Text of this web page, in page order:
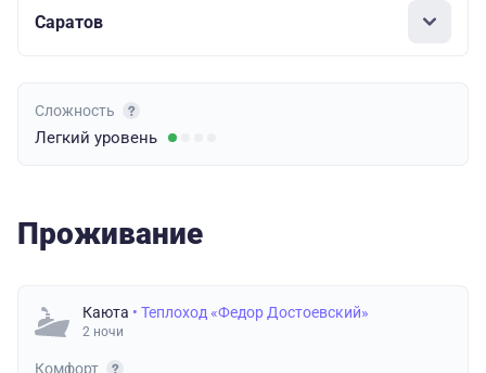
Саратов
Сложность
Легкий уровень
Проживание
Каюта • Теплоход «Федор Достоевский»
2 ночи
Комфорт